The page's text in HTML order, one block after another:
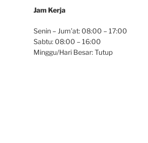
Jam Kerja
Senin – Jum’at: 08:00 – 17:00
Sabtu: 08:00 – 16:00
Minggu/Hari Besar: Tutup